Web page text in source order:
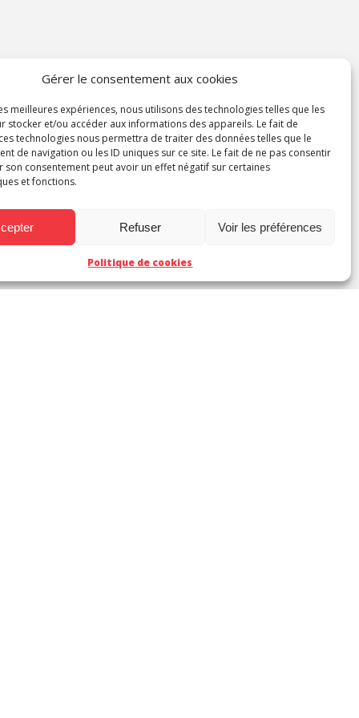
Gérer le consentement aux cookies
meilleures expériences, nous utilisons des technologies telles que les
stocker et/ou accéder aux informations des appareils. Le fait de
technologies nous permettra de traiter des données telles que le
de navigation ou les ID uniques sur ce site. Le fait de ne pas consentir
son consentement peut avoir un effet négatif sur certaines
et fonctions.
Refuser Voir les préférences
Politique de cookies